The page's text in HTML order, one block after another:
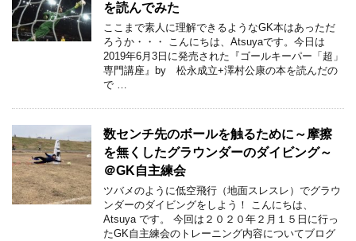
を読んでみた
ここまで素人に理解できるようなGK本はあっただ
ろうか・・・ こんにちは、Atsuyaです。今日は
2019年6月3日に発売された『ゴールキーパー「超」
専門講座』by 松永成立+澤村公康の本を読んだの
で …
数センチ先のボールを触るために～摩擦
を無くしたグラウンダーのダイビング～
＠GK自主練会
ツバメのように低空飛行（地面スレスレ）でグラウ
ンダーのダイビングをしよう！ こんにちは、
Atsuya です。 今回は２０２０年２月１５日に行っ
たGK自主練会のトレーニング内容についてブログ